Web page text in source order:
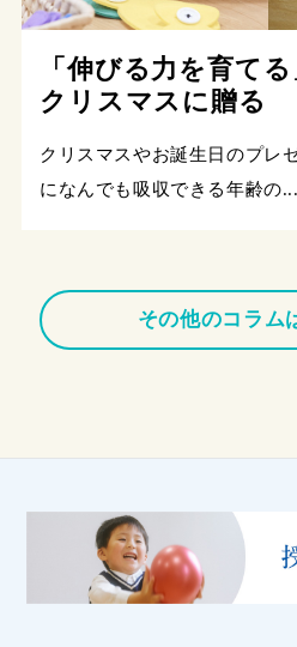
「伸びる力を育て
クリスマスに贈る
クリスマスやお誕生日のプレ
になんでも吸収できる年齢の...
その他のコラム